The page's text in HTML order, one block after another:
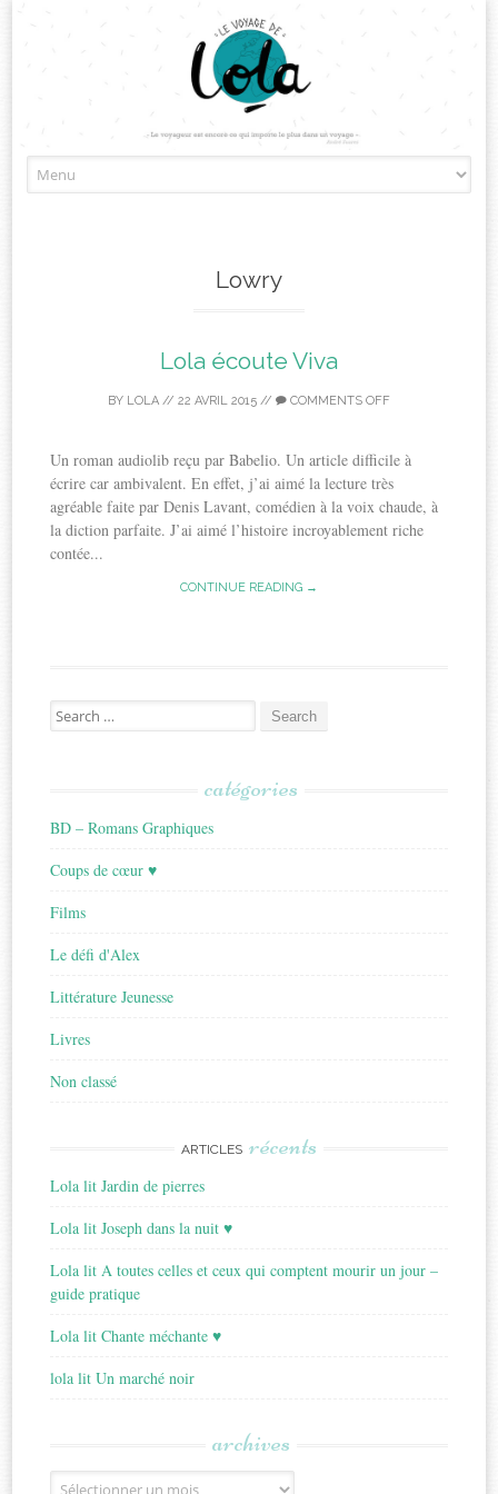
to
Lowry
Lola écoute Viva
BY LOLA // 22 AVRIL 2015 // COMMENTS OFF
Un roman audiolib reçu par Babelio. Un article difficile à
écrire car ambivalent. En effet, j’ai aimé la lecture très
agréable faite par Denis Lavant, comédien à la voix chaude, à
la diction parfaite. J’ai aimé l’histoire incroyablement riche
contée...
CONTINUE READING →
Search
for:
catégories
BD – Romans Graphiques
Coups de cœur ♥
Films
Le défi d'Alex
Littérature Jeunesse
Livres
Non classé
ARTICLES récents
Lola lit Jardin de pierres
Lola lit Joseph dans la nuit ♥
Lola lit A toutes celles et ceux qui comptent mourir un jour –
guide pratique
Lola lit Chante méchante ♥
lola lit Un marché noir
archives
Archives